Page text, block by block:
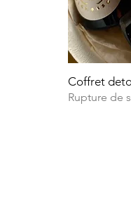
Coffret
Rupture de